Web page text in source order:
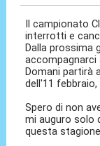
Il campionato
interrotti e
Dalla prossima
accompagnarci
Domani partirà
dell'11
Spero di non
mi auguro solo
questa